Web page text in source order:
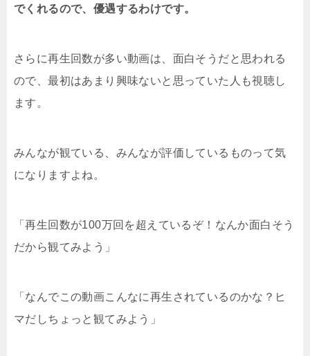
でくれるので、優遇するわけです。
さらに再生回数が多い動画は、面白そうだと思われる
ので、最初はあまり興味ないと思っていた人も視聴し
ます。
みんなが観ている、みんなが評価しているものって気
になりますよね。
「再生回数が100万回を超えているぞ！なんか面白そう
だから観てみよう」
「なんでこの動画こんなに再生されているのかな？ヒ
マだしちょっと観てみよう」